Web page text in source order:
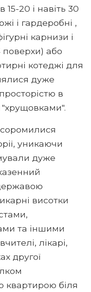
15-20 і навіть 30
і гардеробні ,
карнизи і
поверхи) або
котеджі для
дуже
в
уникаючи
дуже
висотки
та іншими
лікарі,
другої
квартирою біля